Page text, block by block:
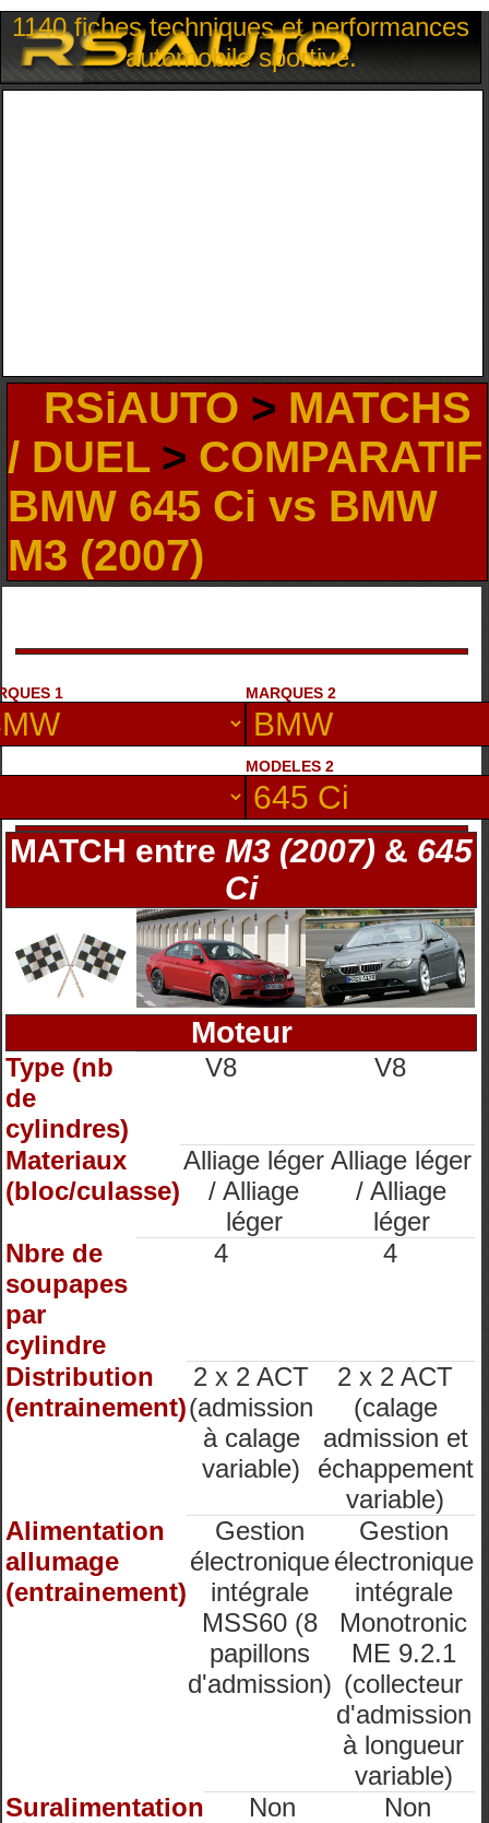
1140 fiches techniques et performances
automobile sportive.
RSiAUTO > MATCHS
/ DUEL> COMPARATIF
BMW 645 Ci vs BMW
M3 (2007)
1 MARQUES 2
MODELES 2
MATCH entreM3 (2007) & 645
Ci
Moteur
Type (nb
de
cylindres)
V8 V8
Materiaux
(bloc/culasse)
Alliage léger
/ Alliage
léger
Alliage léger
/ Alliage
léger
Nbre de
soupapes
par
cylindre
4 4
Distribution
(entrainement)
2 x 2 ACT
(admission
à calage
variable)
2 x 2 ACT
(calage
admission et
échappement
variable)
Alimentation
allumage
(entrainement)
Gestion
électronique
intégrale
MSS60 (8
papillons
d'admission)
Gestion
électronique
intégrale
Monotronic
ME 9.2.1
(collecteur
d'admission
à longueur
variable)
Suralimentation
Non
Non